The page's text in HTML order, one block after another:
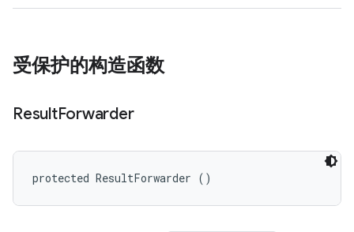
受保护的构造函数
ResultForwarder
protected ResultForwarder ()